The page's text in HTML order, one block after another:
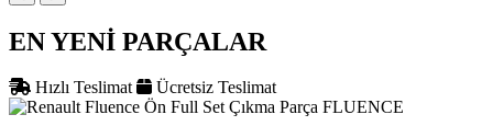
EN YENİ PARÇALAR
Hızlı Teslimat
Ücretsiz Teslimat
FLUENCE